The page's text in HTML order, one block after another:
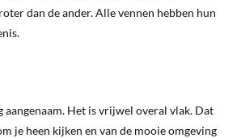
dan de ander. Alle vennen hebben hun
Het is vrijwel overal vlak. Dat
je heen kijken en van de mooie omgeving